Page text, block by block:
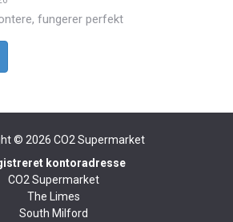
fungerer perfekt
© 2026 CO2 Supermarket
kontoradresse
CO2 Supermarket
The Limes
South Milford